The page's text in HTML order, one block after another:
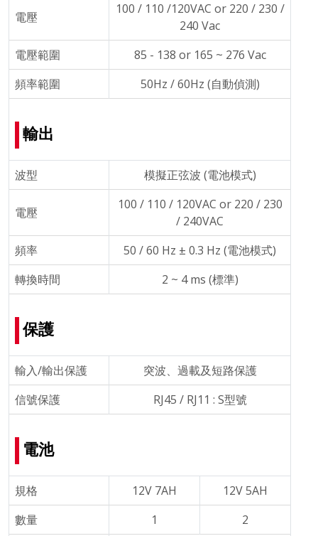
電壓
100 / 110 /120VAC or 220 / 230 /
240 Vac
電壓範圍
85 - 138 or 165 ~ 276 Vac
頻率範圍
50Hz / 60Hz (自動偵測)
輸出
波型 模擬正弦波 (電池模式)
電壓
100 / 110 / 120VAC or 220 / 230
/ 240VAC
頻率
50 / 60 Hz ± 0.3 Hz (電池模式)
轉換時間
2 ~ 4 ms (標準)
保護
輸入/輸出保護
突波、過載及短路保護
信號保護
RJ45 / RJ11 : S型號
電池
規格 12V 7AH
12V 5AH
數量
1 2